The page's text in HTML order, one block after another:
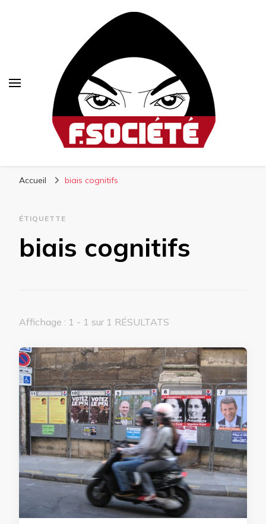
Accueil biais cognitifs
ÉTIQUETTE
biais cognitifs
Affichage : 1 - 1 sur 1 RÉSULTATS